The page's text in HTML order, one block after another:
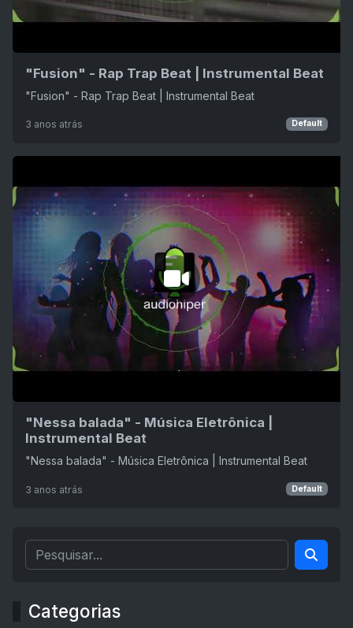
"Fusion" - Rap Trap Beat | Instrumental Beat
"Fusion" - Rap Trap Beat | Instrumental Beat
3 anos atrás Default
"Nessa balada" - Música Eletrônica |
Instrumental Beat
"Nessa balada" - Música Eletrônica | Instrumental Beat
3 anos atrás Default
Categorias